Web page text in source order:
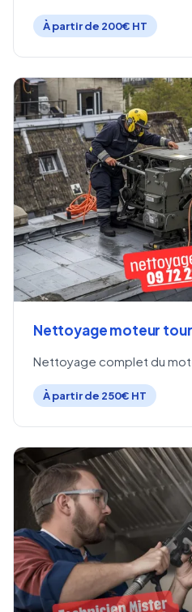
À partir de 200€ HT
Nettoyage moteur
Nettoyage complet du
À partir de 250€ HT